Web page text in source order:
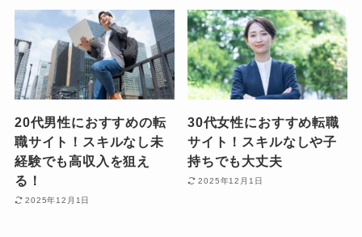
20代男性におすすめの転
職サイト！スキルなし未
経験でも高収入を狙え
る！
2025年12月1日
30代女性におすすめ転職
サイト！スキルなしや子
持ちでも大丈夫
2025年12月1日